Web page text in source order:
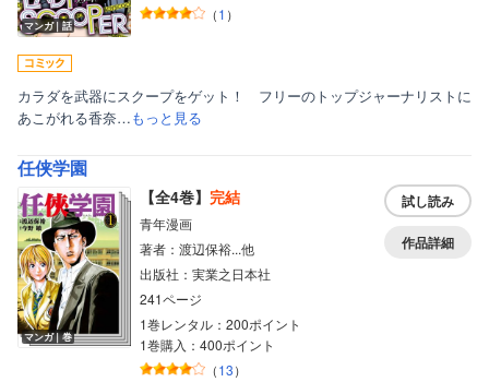
マンガ｜話
（1 ）
カラダを武器にスクープをゲット！ フリーのトップジャーナリストに
あこがれる香奈…もっと見る
任侠学園
マンガ｜巻
【全4巻】 完結
青年漫画
著者：渡辺保裕...他
出版社：実業之日本社
241ページ
1巻レンタル：200ポイント
1巻購入：400ポイント
（13）
試し読み
作品詳細